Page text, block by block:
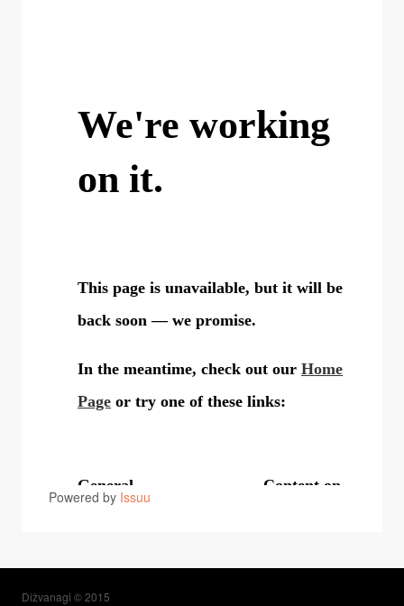
Powered by Issuu
Dižvanagi © 2015